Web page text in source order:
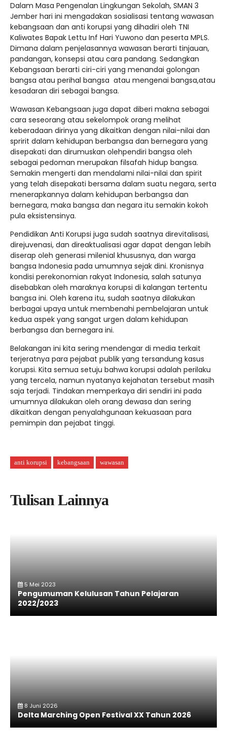
Dalam Masa Pengenalan Lingkungan Sekolah, SMAN 3
Jember hari ini mengadakan sosialisasi tentang wawasan
kebangsaan dan anti korupsi yang dihadiri oleh TNI
Kaliwates Bapak Lettu Inf Hari Yuwono dan peserta MPLS.
Dimana dalam penjelasannya wawasan berarti tinjauan,
pandangan, konsepsi atau cara pandang. Sedangkan
Kebangsaan berarti ciri-ciri yang menandai golongan
bangsa atau perihal bangsa atau mengenai bangsa,atau
kesadaran diri sebagai bangsa.
Wawasan Kebangsaan juga dapat diberi makna sebagai
cara seseorang atau sekelompok orang melihat
keberadaan dirinya yang dikaitkan dengan nilai-nilai dan
spririt dalam kehidupan berbangsa dan bernegara yang
disepakati dan dirumuskan olehpendiri bangsa oleh
sebagai pedoman merupakan filsafah hidup bangsa.
Semakin mengerti dan mendalami nilai-nilai dan spirit
yang telah disepakati bersama dalam suatu negara, serta
menerapkannya dalam kehidupan berbangsa dan
bernegara, maka bangsa dan negara itu semakin kokoh
pula eksistensinya.
Pendidikan Anti Korupsi juga sudah saatnya direvitalisasi,
direjuvenasi, dan direaktualisasi agar dapat dengan lebih
diserap oleh generasi milenial khususnya, dan warga
bangsa Indonesia pada umumnya sejak dini. Kronisnya
kondisi perekonomian rakyat Indonesia, salah satunya
disebabkan oleh maraknya korupsi di kalangan tertentu
bangsa ini. Oleh karena itu, sudah saatnya dilakukan
berbagai upaya untuk membenahi pembelajaran untuk
kedua aspek yang sangat urgen dalam kehidupan
berbangsa dan bernegara ini.
Belakangan ini kita sering mendengar di media terkait
terjeratnya para pejabat publik yang tersandung kasus
korupsi. Kita semua setuju bahwa korupsi adalah perilaku
yang tercela, namun nyatanya kejahatan tersebut masih
saja terjadi. Tindakan memperkaya diri sendiri ini pada
umumnya dilakukan oleh orang dewasa dan sering
dikaitkan dengan penyalahgunaan kekuasaan para
pemimpin dan pejabat tinggi.
anti korupsi kebangsaan wawasan
Tulisan Lainnya
5 Mei 2023
Pengumuman Kelulusan Tahun Pelajaran
2022/2023
8 Juni 2026
Delta Marching Open Festival XX Tahun 2026